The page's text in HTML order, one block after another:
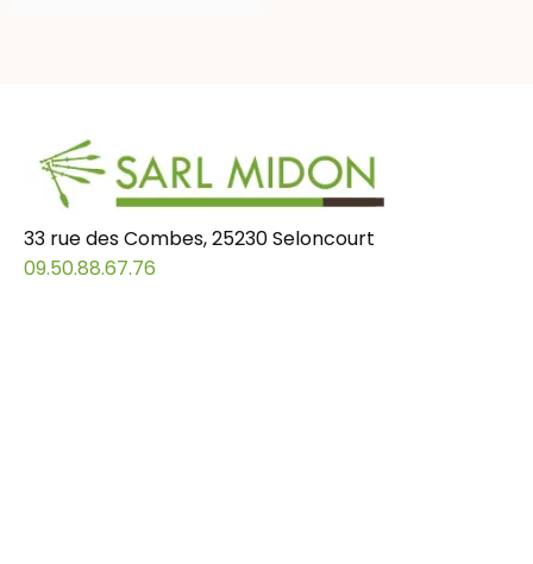
33 rue des Combes, 25230 Seloncourt
09.50.88.67.76